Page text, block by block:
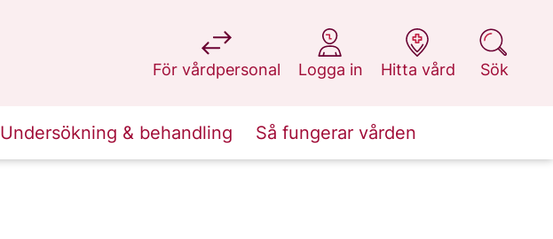
För vårdpersonal
på 1177.se
Logga in
på 1177.se
Hitta vård
på 1177.se
Sök
på 1177.se
Undersökning & behandling Så fungerar vården